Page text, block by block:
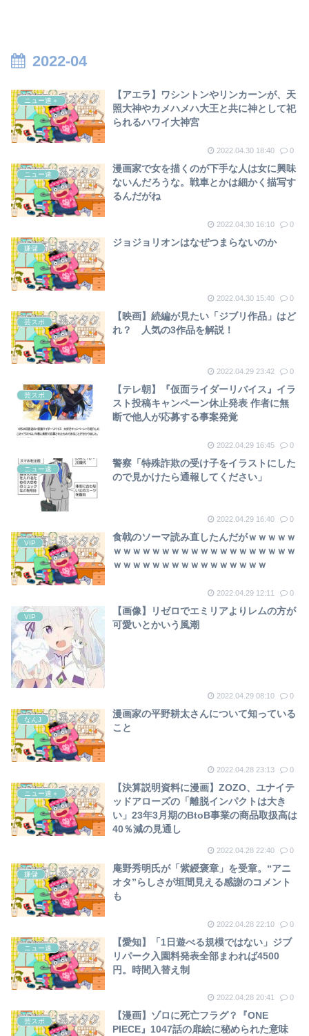
2022-04
ニュー速＋
【アエラ】ワシントンやリンカーンが、天
照大神やカメハメハ大王と共に神として祀
られるハワイ大神宮
2022.04.30 18:40 0
ニュー速
漫画家で女を描くのが下手な人は女に興味
ないんだろうな。戦車とかは細かく描写す
るんだがね
2022.04.30 16:10 0
嫌儲
ジョジョリオンはなぜつまらないのか
2022.04.30 15:40 0
芸スポ
【映画】続編が見たい「ジブリ作品」はど
れ？ 人気の3作品を解説！
2022.04.29 23:42 0
芸スポ
【テレ朝】『仮面ライダーリバイス』イラ
スト投稿キャンペーン休止発表 作者に無
断で他人が応募する事案発覚
2022.04.29 16:45 0
ニュー速
警察「特殊詐欺の受け子をイラストにした
ので見かけたら通報してください」
2022.04.29 16:40 0
VIP
食戟のソーマ読み直したんだがｗｗｗｗｗ
ｗｗｗｗｗｗｗｗｗｗｗｗｗｗｗｗｗｗｗ
ｗｗｗｗｗｗｗｗｗｗｗｗｗｗｗｗ
2022.04.29 12:11 0
VIP
【画像】リゼロでエミリアよりレムの方が
可愛いとかいう風潮
2022.04.29 08:10 0
なんJ
漫画家の平野耕太さんについて知っている
こと
2022.04.28 23:13 0
ニュー速＋
【決算説明資料に漫画】ZOZO、ユナイテ
ッドアローズの「離脱インパクトは大き
い」23年3月期のBtoB事業の商品取扱高は
40％減の見通し
2022.04.28 22:40 0
嫌儲
庵野秀明氏が「紫綬褒章」を受章。“アニ
オタ”らしさが垣間見える感謝のコメント
も
2022.04.28 22:10 0
ニュー速
【愛知】「1日遊べる規模ではない」ジブ
リパーク入園料発表全部まわれば4500
円。時間入替え制
2022.04.28 20:41 0
芸スポ
【漫画】ゾロに死亡フラグ？『ONE
PIECE』1047話の扉絵に秘められた意味